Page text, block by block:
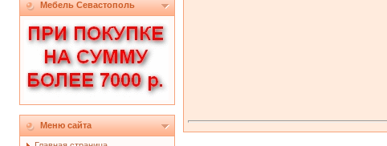
Мебель Севастополь
Меню сайта